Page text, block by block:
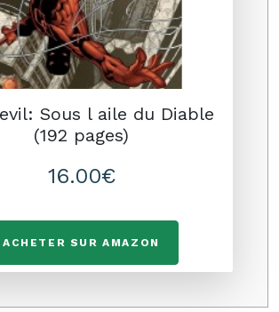
Sous l aile du Diable
(192 pages)
16.00€
ACHETER SUR AMAZON